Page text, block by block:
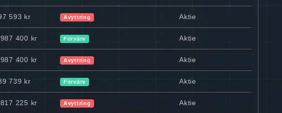
593 kr Avyttring Aktie
400 kr Förvärv Aktie
400 kr Avyttring Aktie
739 kr Förvärv Aktie
225 kr Avyttring Aktie